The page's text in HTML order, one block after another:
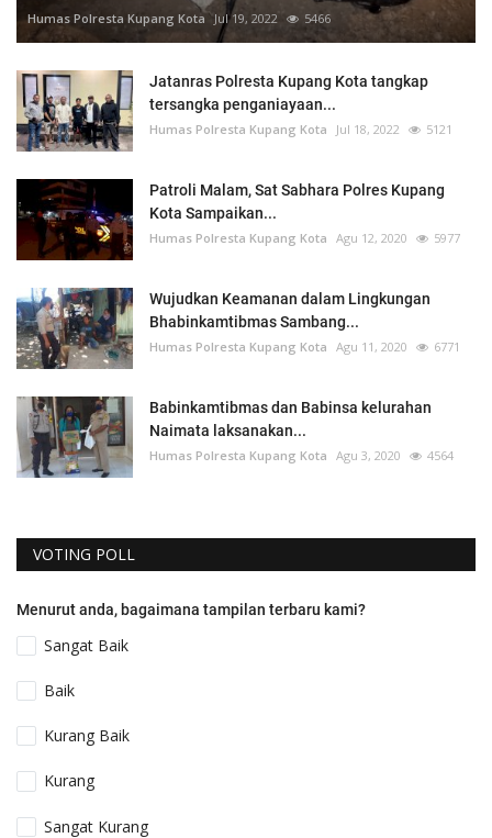
Humas Polresta Kupang Kota Jul 19, 2022 5466
Jatanras Polresta Kupang Kota tangkap
tersangka penganiayaan...
Humas Polresta Kupang Kota Jul 18, 2022 5121
Patroli Malam, Sat Sabhara Polres Kupang
Kota Sampaikan...
Humas Polresta Kupang Kota Agu 12, 2020 5977
Wujudkan Keamanan dalam Lingkungan
Bhabinkamtibmas Sambang...
Humas Polresta Kupang Kota Agu 11, 2020 6771
Babinkamtibmas dan Babinsa kelurahan
Naimata laksanakan...
Humas Polresta Kupang Kota Agu 3, 2020 4564
VOTING POLL
Menurut anda, bagaimana tampilan terbaru kami?
Sangat Baik
Baik
Kurang Baik
Kurang
Sangat Kurang